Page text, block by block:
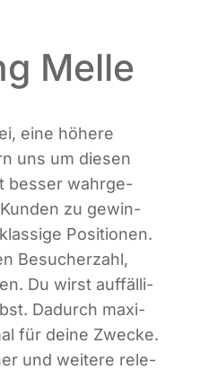
Melle
eine höhe­re
uns um die­sen
bes­ser wahr­ge­
zu gewin­
Posi­tio­nen.
Besu­cher­zahl,
Du wirst auf­fäl­li­
Dadurch maxi­
für dei­ne Zwe­cke.
und wei­te­re rele­